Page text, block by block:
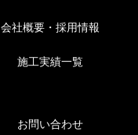
会社概要・採用情報
施工実績一覧
お問い合わせ